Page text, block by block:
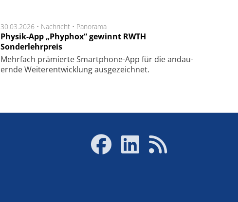
30.03.2026 • Nachricht • Panorama
Physik-App „Phyphox“ gewinnt RWTH
Sonderlehrpreis
Mehr­fach prä­mier­te Smart­phone-App für die an­dau­
ern­de Wei­ter­ent­wick­lung aus­ge­zeich­net.